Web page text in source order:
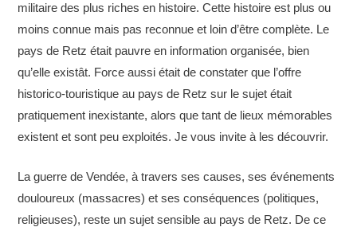
militaire des plus riches en histoire. Cette histoire est plus ou
moins connue mais pas reconnue et loin d’être complète. Le
pays de Retz était pauvre en information organisée, bien
qu’elle existât. Force aussi était de constater que l’offre
historico-touristique au pays de Retz sur le sujet était
pratiquement inexistante, alors que tant de lieux mémorables
existent et sont peu exploités. Je vous invite à les découvrir.
La guerre de Vendée, à travers ses causes, ses événements
douloureux (massacres) et ses conséquences (politiques,
religieuses), reste un sujet sensible au pays de Retz. De ce